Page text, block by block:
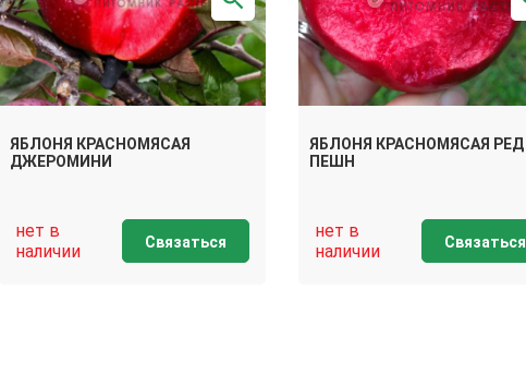
ЯБЛОНЯ КРАСНОМЯСАЯ
ДЖЕРОМИНИ
нет в
наличии
Связаться
ЯБЛОНЯ КРАСНОМЯСАЯ РЕД
ПЕШН
нет в
наличии
Связаться